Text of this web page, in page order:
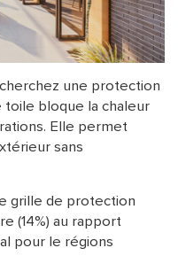
une protection
bloque la chaleur
Elle permet
sans
grille de protection
(14%) au rapport
pour le régions